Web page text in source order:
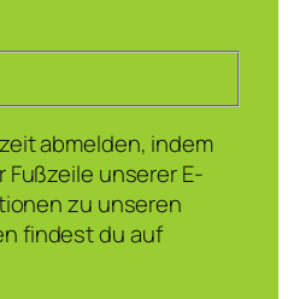
abmelden, indem
Fußzeile unserer E-
zu unseren
findest du auf